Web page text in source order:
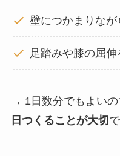
壁につかまりな
足踏みや膝の屈
→ 1日数分でもよいの
日つくることが大切